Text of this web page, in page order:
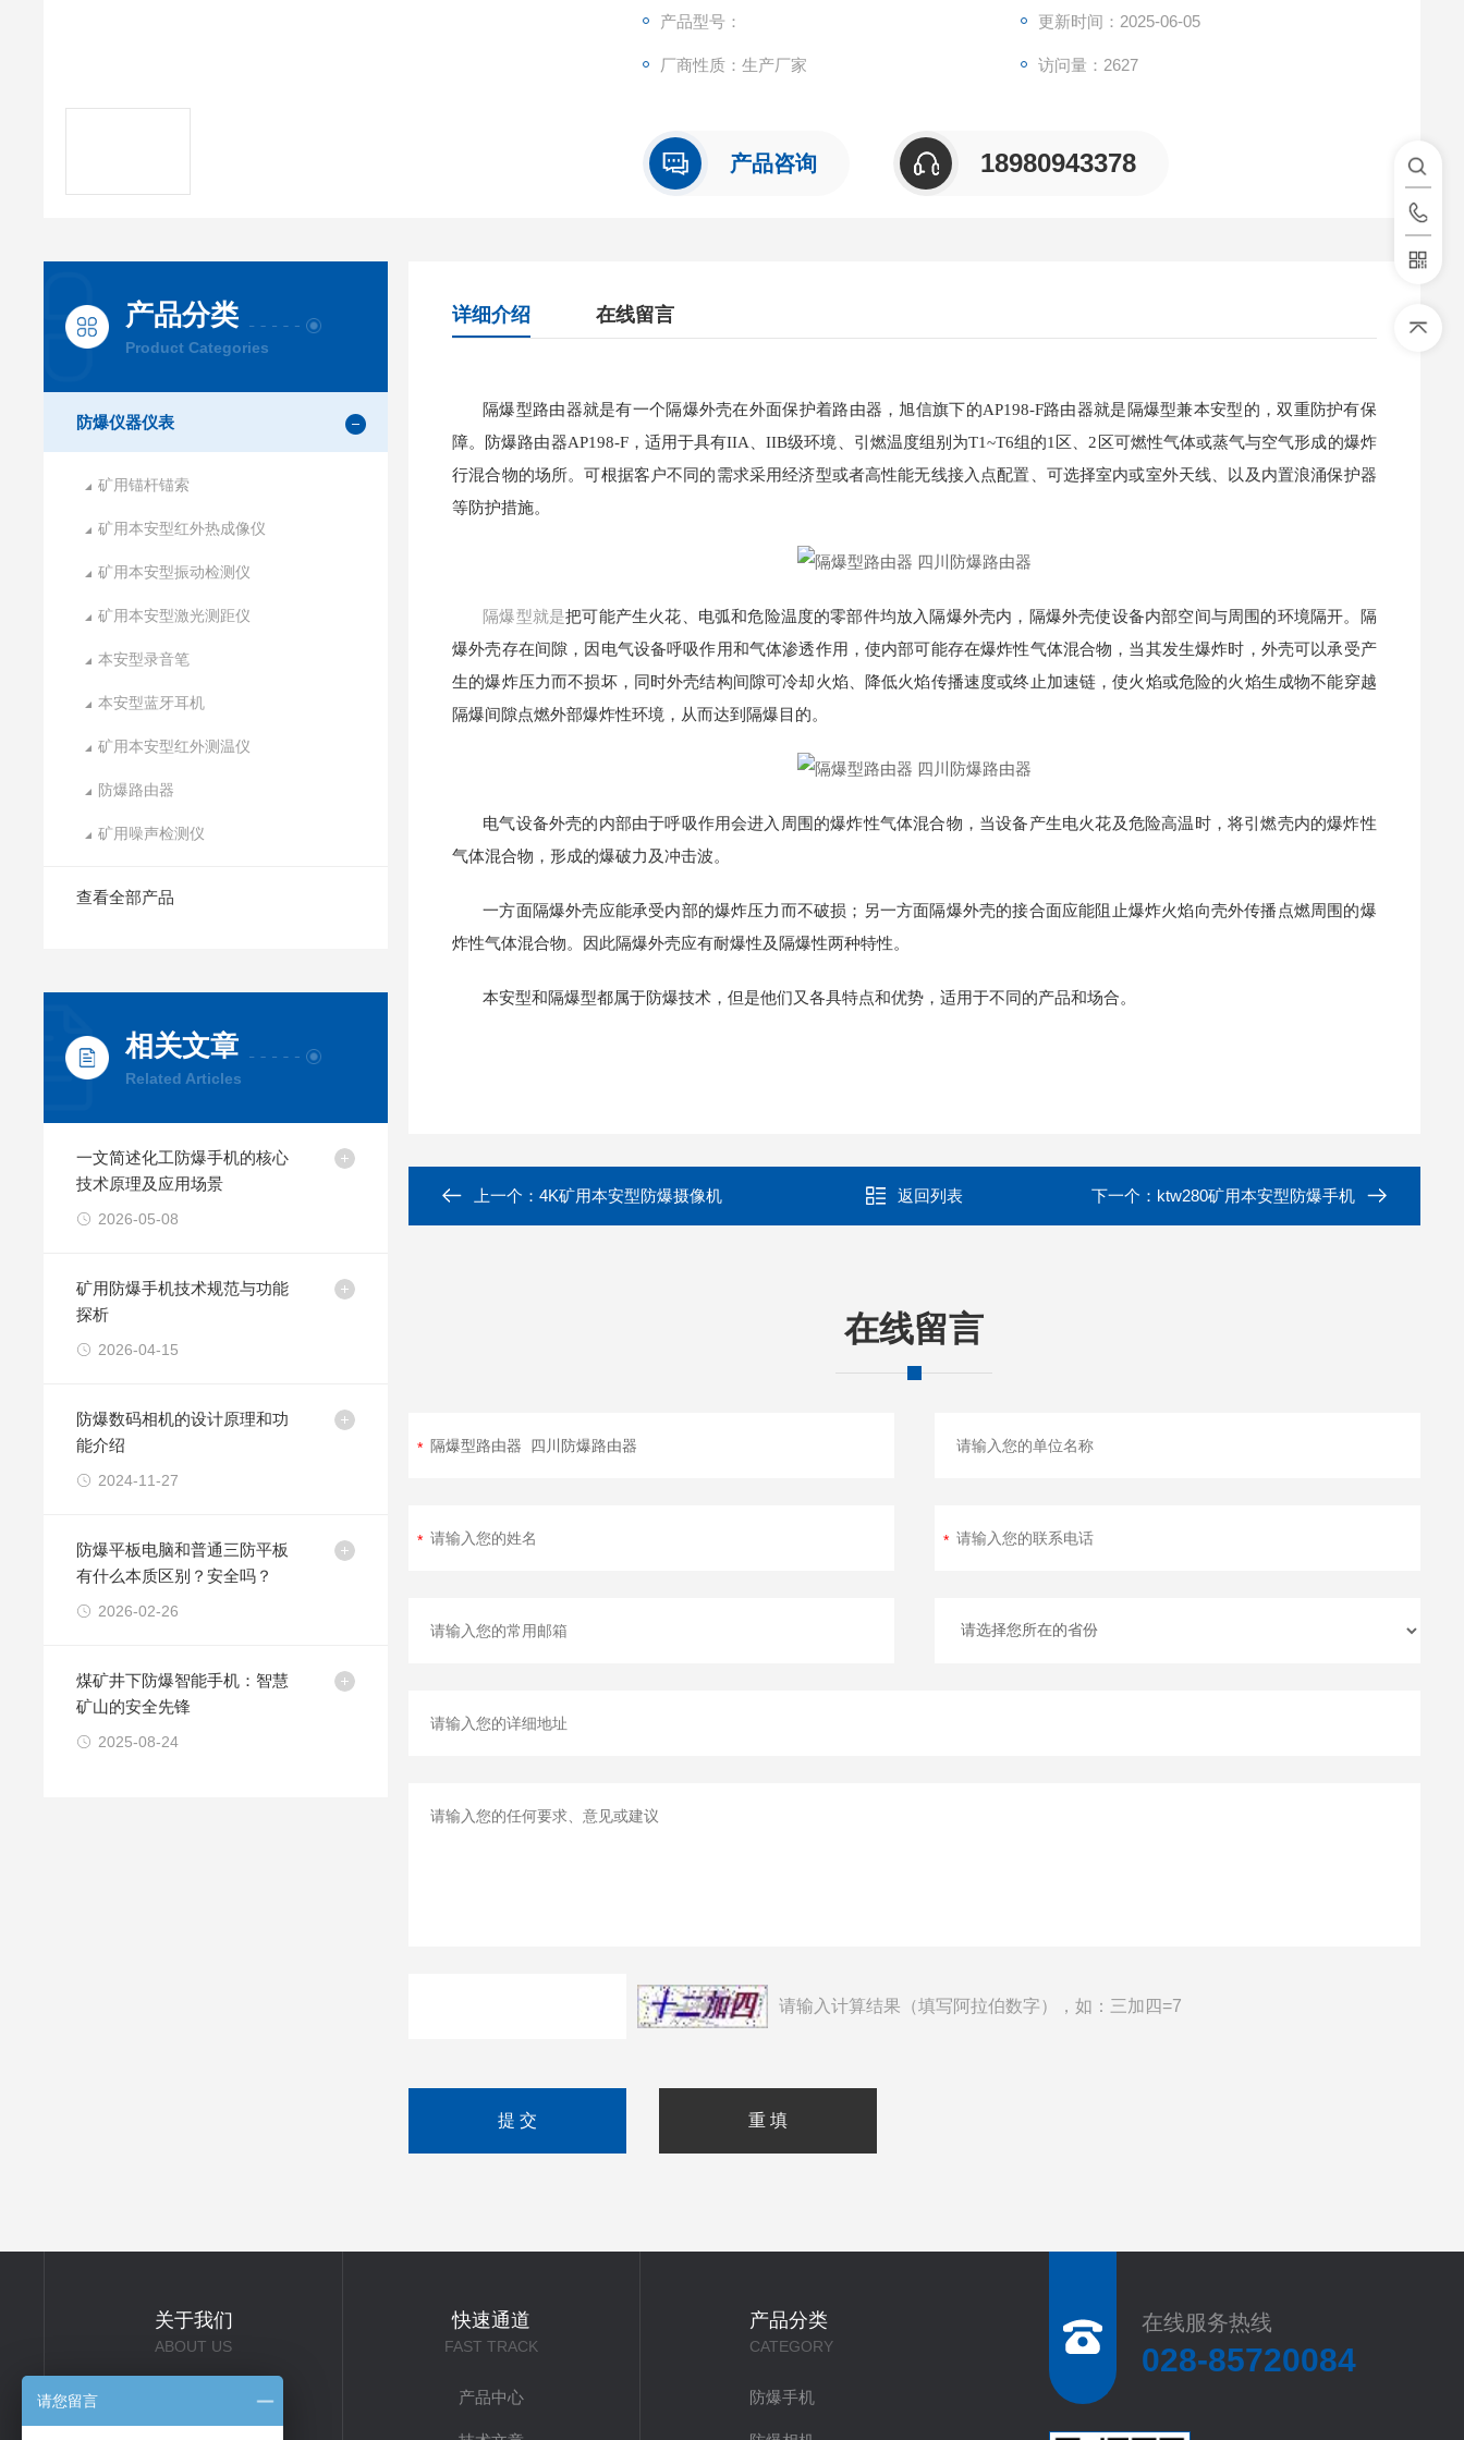
产品型号： 更新时间：2025-06-05
厂商性质：生产厂家 访问量：2627
产品咨询 18980943378
产品分类
Product Categories
防爆仪器仪表
矿用锚杆锚索
矿用本安型红外热成像仪
矿用本安型振动检测仪
矿用本安型激光测距仪
本安型录音笔
本安型蓝牙耳机
矿用本安型红外测温仪
防爆路由器
矿用噪声检测仪
查看全部产品
相关文章
Related Articles
一文简述化工防爆手机的核心
技术原理及应用场景
2026-05-08
矿用防爆手机技术规范与功能
探析
2026-04-15
防爆数码相机的设计原理和功
能介绍
2024-11-27
防爆平板电脑和普通三防平板
有什么本质区别？安全吗？
2026-02-26
煤矿井下防爆智能手机：智慧
矿山的安全先锋
2025-08-24
详细介绍 在线留言
隔爆型路由器就是有一个隔爆外壳在外面保护着路由器，旭信旗下的AP198-F路由器就是隔爆型兼本安型的，双重防护有保
障。防爆路由器AP198-F，适用于具有IIA、IIB级环境、引燃温度组别为T1~T6组的1区、2区可燃性气体或蒸气与空气形成的爆炸
行混合物的场所。可根据客户不同的需求采用经济型或者高性能无线接入点配置、可选择室内或室外天线、以及内置浪涌保护器
等防护措施。
隔爆型就是把可能产生火花、电弧和危险温度的零部件均放入隔爆外壳内，隔爆外壳使设备内部空间与周围的环境隔开。隔
爆外壳存在间隙，因电气设备呼吸作用和气体渗透作用，使内部可能存在爆炸性气体混合物，当其发生爆炸时，外壳可以承受产
生的爆炸压力而不损坏，同时外壳结构间隙可冷却火焰、降低火焰传播速度或终止加速链，使火焰或危险的火焰生成物不能穿越
隔爆间隙点燃外部爆炸性环境，从而达到隔爆目的。
电气设备外壳的内部由于呼吸作用会进入周围的爆炸性气体混合物，当设备产生电火花及危险高温时，将引燃壳内的爆炸性
气体混合物，形成的爆破力及冲击波。
一方面隔爆外壳应能承受内部的爆炸压力而不破损；另一方面隔爆外壳的接合面应能阻止爆炸火焰向壳外传播点燃周围的爆
炸性气体混合物。因此隔爆外壳应有耐爆性及隔爆性两种特性。
本安型和隔爆型都属于防爆技术，但是他们又各具特点和优势，适用于不同的产品和场合。
上一个：4K矿用本安型防爆摄像机 返回列表 下一个： ktw280矿用本安型防爆手机
在线留言
请输入计算结果（填写阿拉伯数字），如：三加四=7
关于我们
ABOUT US
快速通道
FAST TRACK
产品中心
产品分类
CATEGORY
防爆手机
在线服务热线
028-85720084
请您留言